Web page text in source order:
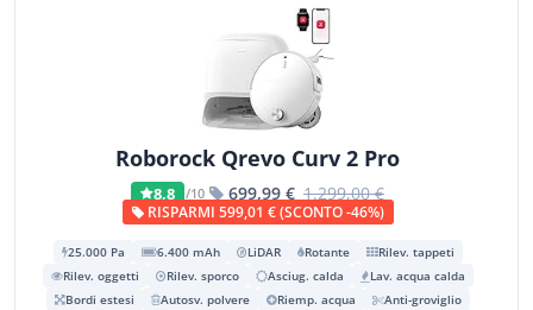
Roborock Qrevo Curv 2 Pro
8,8 /10 699,99 € 1.299,00 €
RISPARMI 599,01 € (SCONTO -46%)
25.000 Pa 6.400 mAh LiDAR Rotante
Rilev. tappeti
Rilev. oggetti
Rilev. sporco Asciug. calda
Lav. acqua calda
Bordi estesi
Autosv. polvere Riemp. acqua
Anti-groviglio